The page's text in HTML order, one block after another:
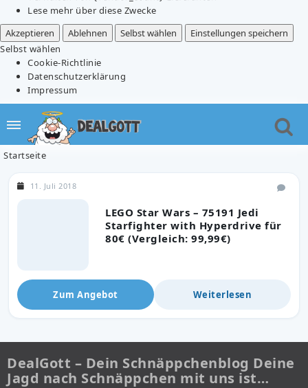
Lese mehr über diese Zwecke
Akzeptieren
Ablehnen Selbst wählen
Einstellungen speichern
Selbst wählen
Cookie-Richtlinie
Datenschutzerklärung
Impressum
Startseite
LEGO Star Wars – 75191 Jedi
Starfighter with Hyperdrive für
80€ (Vergleich: 99,99€)
11. Juli 2018
Zum Angebot Weiterlesen
DealGott – Dein Schnäppchenblog Deine
Jagd nach Schnäppchen mit uns ist…